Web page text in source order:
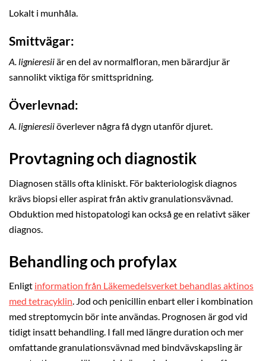
Lokalt i munhåla.
Smittvägar:
A. lignieresiiär en del av normalfloran, men bärardjur är
sannolikt viktiga för smittspridning.
Överlevnad:
A. lignieresiiöverlever några få dygn utanför djuret.
Provtagning och diagnostik
Diagnosen ställs ofta kliniskt. För bakteriologisk diagnos
krävs biopsi eller aspirat från aktiv granulationsvävnad.
Obduktion med histopatologi kan också ge en relativt säker
diagnos.
Behandling och profylax
Enligt information från Läkemedelsverket behandlas aktinos
med tetracyklin. Jod och penicillin enbart eller i kombination
med streptomycin bör inte användas. Prognosen är god vid
tidigt insatt behandling. I fall med längre duration och mer
omfattande granulationsvävnad med bindvävskapsling är